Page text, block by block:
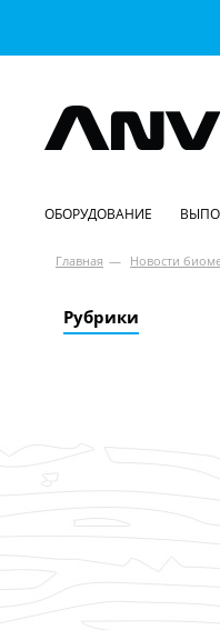
ОБОРУДОВАНИЕ
Главная — Новости
Рубрики